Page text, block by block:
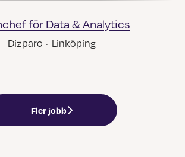
för Data & Analytics
Dizparc · Linköping
Fler jobb